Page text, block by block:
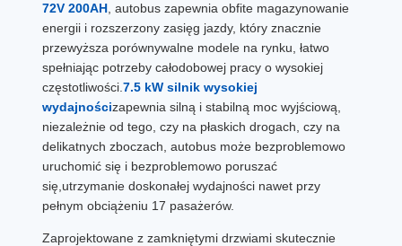
72V 200AH , autobus zapewnia obfite magazynowanie
energii i rozszerzony zasięg jazdy, który znacznie
przewyższa porównywalne modele na rynku, łatwo
spełniając potrzeby całodobowej pracy o wysokiej
częstotliwości. 7.5 kW silnik wysokiej
wydajnościzapewnia silną i stabilną moc wyjściową,
niezależnie od tego, czy na płaskich drogach, czy na
delikatnych zboczach, autobus może bezproblemowo
uruchomić się i bezproblemowo poruszać
się,utrzymanie doskonałej wydajności nawet przy
pełnym obciążeniu 17 pasażerów.
Zaprojektowane z zamkniętymi drzwiami skutecznie